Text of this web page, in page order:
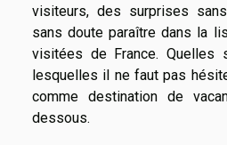
visiteurs, des surprises
sans doute paraître dans la
visitées de France. Quelles
lesquelles il ne faut pas
comme destination de
dessous.